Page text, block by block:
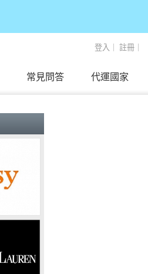
登入 註冊
代運國家
常見問答